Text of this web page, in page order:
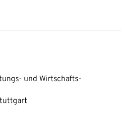
und Wirtschafts-